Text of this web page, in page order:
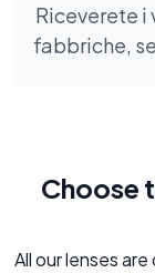
Riceverete
fabbriche,
Choose
All our lenses